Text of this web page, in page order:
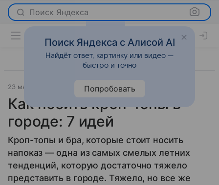
Поиск Яндекса
23 мая 2017
Как носить кроп-топы в
городе: 7 идей
Кроп-топы и бра, которые стоит носить
напоказ — одна из самых смелых летних
тенденций, которую достаточно тяжело
представить в городе. Тяжело, но все же
Поиск Яндекса с Алисой AI
Найдёт ответ, картинку или видео —
быстро и точно
Попробовать